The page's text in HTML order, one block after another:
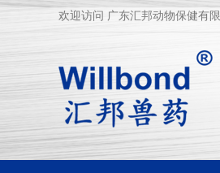
欢迎访问 广东汇邦动物保健有